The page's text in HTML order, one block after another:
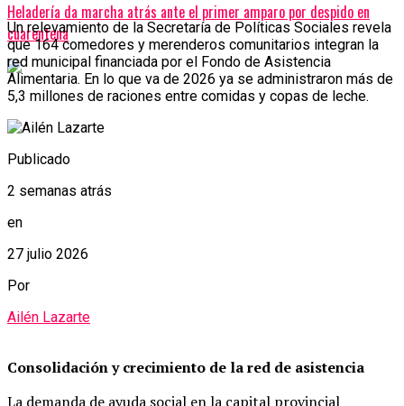
Heladería da marcha atrás ante el primer amparo por despido en
cuarentena
Un relevamiento de la Secretaría de Políticas Sociales revela
que 164 comedores y merenderos comunitarios integran la
red municipal financiada por el Fondo de Asistencia
Alimentaria. En lo que va de 2026 ya se administraron más de
5,3 millones de raciones entre comidas y copas de leche.
Publicado
2 semanas atrás
en
27 julio 2026
Por
Ailén Lazarte
Consolidación y crecimiento de la red de asistencia
La demanda de ayuda social en la capital provincial